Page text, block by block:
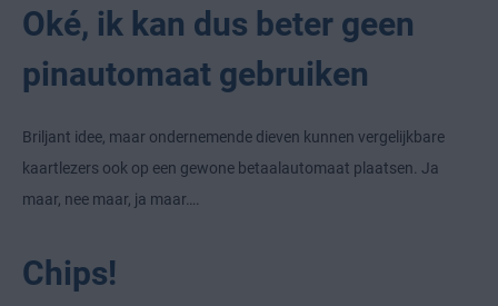
Oké, ik kan dus beter geen
pinautomaat gebruiken
Briljant idee, maar ondernemende dieven kunnen vergelijkbare
kaartlezers ook op een gewone betaalautomaat plaatsen. Ja
maar, nee maar, ja maar….
Chips!